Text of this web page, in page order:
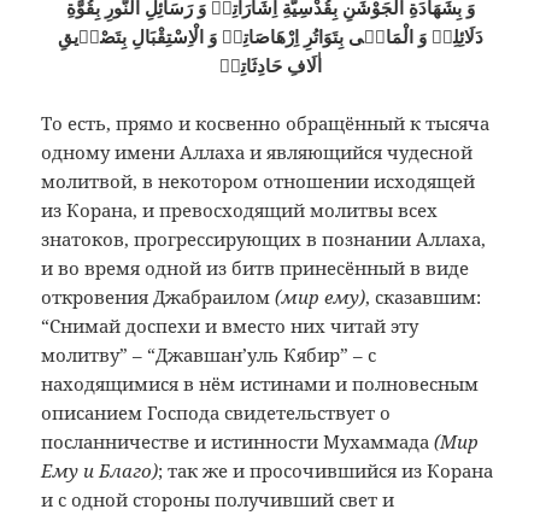
وَ بِشَهَادَةِ الْجَوْشَنِ بِقُدْسِيَّةِ اِشَارَاتِهٖ وَ رَسَائِلِ النُّورِ بِقُوَّةِ
دَلَائِلِهٖ وَ الْمَاضٖى بِتَوَاتُرِ اِرْهَاصَاتِهٖ وَ الْاِسْتِقْبَالِ بِتَصْدٖيقِ
اٰلَافِ حَادِثَاتِهٖ
То есть, прямо и косвенно обращённый к тысяча
одному имени Аллаха и являющийся чудесной
молитвой, в некотором отношении исходящей
из Корана, и превосходящий молитвы всех
знатоков, прогрессирующих в познании Аллаха,
и во время одной из битв принесённый в виде
откровения Джабраилом(мир ему), сказавшим:
“Снимай доспехи и вместо них читай эту
молитву” – “Джавшан’уль Кябир” – с
находящимися в нём истинами и полновесным
описанием Господа свидетельствует о
посланничестве и истинности Мухаммада (Мир
Ему и Благо); так же и просочившийся из Корана
и с одной стороны получивший свет и